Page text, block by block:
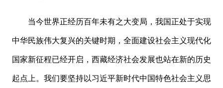
当今世界正经历百年未有之大变局，我国正处于实现
中华民族伟大复兴的关键时期，全面建设社会主义现代化
国家新征程已经开启，西藏经济社会发展也站在新的历史
起点上。我们要坚持以习近平新时代中国特色社会主义思